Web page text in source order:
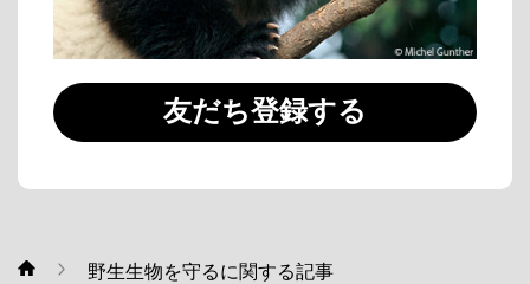
友だち登録する
WWF 野生生物を守るに関する記事